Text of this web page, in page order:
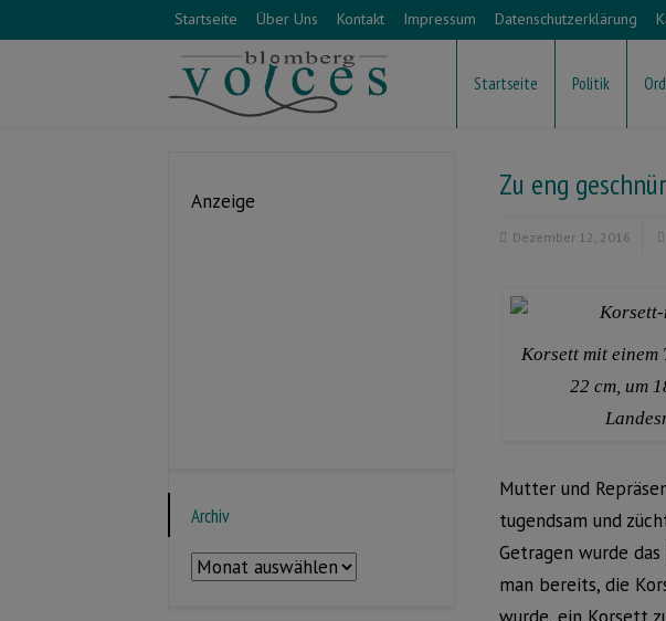
Startseite Über Uns Kontakt Impressum Datenschutzerklärung
Startseite Politik
Zu eng
Dezember 12, 2016
Korsett mit einem
22 cm, um
Mutter und
tugendsam und
Getragen wurde
man bereits, die
Anzeige
Archiv
Archiv